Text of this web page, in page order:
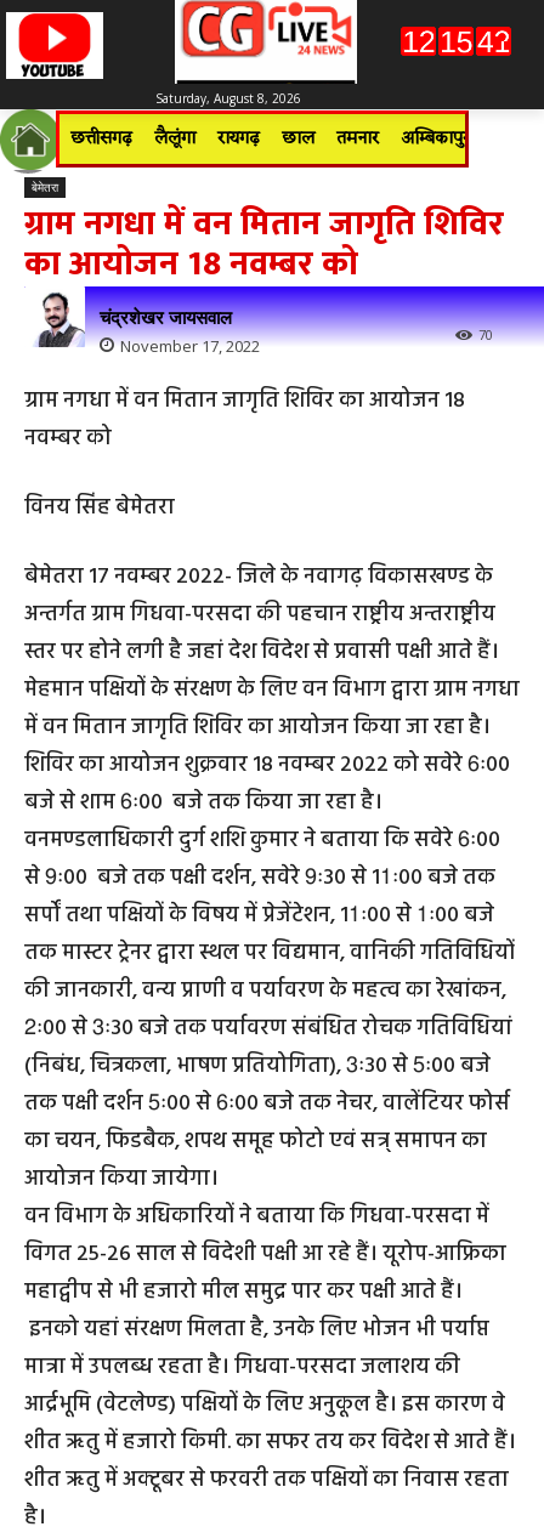
Saturday, August 8, 2026
छत्तीसगढ़ लैलूंगा रायगढ़ छाल तमनार अम्बिकापुर
बेमेतरा
ग्राम नगधा में वन मितान जागृति शिविर
का आयोजन 18 नवम्बर को
चंद्रशेखर जायसवाल
November 17, 2022 70
ग्राम नगधा में वन मितान जागृति शिविर का आयोजन 18
नवम्बर को
विनय सिंह बेमेतरा
बेमेतरा 17 नवम्बर 2022- जिले के नवागढ़ विकासखण्ड के
अन्तर्गत ग्राम गिधवा-परसदा की पहचान राष्ट्रीय अन्तराष्ट्रीय
स्तर पर होने लगी है जहां देश विदेश से प्रवासी पक्षी आते हैं।
मेहमान पक्षियों के संरक्षण के लिए वन विभाग द्वारा ग्राम नगधा
में वन मितान जागृति शिविर का आयोजन किया जा रहा है।
शिविर का आयोजन शुक्रवार 18 नवम्बर 2022 को सवेरे 6ः00
बजे से शाम 6ः00 बजे तक किया जा रहा है।
वनमण्डलाधिकारी दुर्ग शशि कुमार ने बताया कि सवेरे 6ः00
से 9ः00 बजे तक पक्षी दर्शन, सवेरे 9ः30 से 11ः00 बजे तक
सर्पों तथा पक्षियों के विषय में प्रेजेंटेशन, 11ः00 से 1ः00 बजे
तक मास्टर ट्रेनर द्वारा स्थल पर विद्यमान, वानिकी गतिविधियों
की जानकारी, वन्य प्राणी व पर्यावरण के महत्व का रेखांकन,
2ः00 से 3ः30 बजे तक पर्यावरण संबंधित रोचक गतिविधियां
(निबंध, चित्रकला, भाषण प्रतियोगिता), 3ः30 से 5ः00 बजे
तक पक्षी दर्शन 5ः00 से 6ः00 बजे तक नेचर, वालेंटियर फोर्स
का चयन, फिडबैक, शपथ समूह फोटो एवं सत्र् समापन का
आयोजन किया जायेगा।
वन विभाग के अधिकारियों ने बताया कि गिधवा-परसदा में
विगत 25-26 साल से विदेशी पक्षी आ रहे हैं। यूरोप-आफ्रिका
महाद्वीप से भी हजारो मील समुद्र पार कर पक्षी आते हैं।
इनको यहां संरक्षण मिलता है, उनके लिए भोजन भी पर्याप्त
मात्रा में उपलब्ध रहता है। गिधवा-परसदा जलाशय की
आर्द्रभूमि (वेटलेण्ड) पक्षियों के लिए अनुकूल है। इस कारण वे
शीत ऋतु में हजारो किमी. का सफर तय कर विदेश से आते हैं।
शीत ऋतु में अक्टूबर से फरवरी तक पक्षियों का निवास रहता
है।